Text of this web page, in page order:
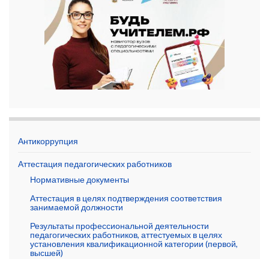
Антикоррупция
Аттестация педагогических работников
Нормативные документы
Аттестация в целях подтверждения соответствия
занимаемой должности
Результаты профессиональной деятельности
педагогических работников, аттестуемых в целях
установления квалификационной категории (первой,
высшей)